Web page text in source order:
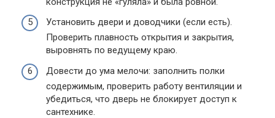
Установить двери и доводчики (если есть).
Проверить плавность открытия и закрытия,
выровнять по ведущему краю.
Довести до ума мелочи: заполнить полки
содержимым, проверить работу вентиляции и
убедиться, что дверь не блокирует доступ к
сантехнике.